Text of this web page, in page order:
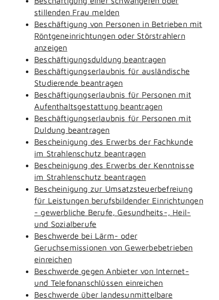
stillenden Frau melden
Beschäftigung von Personen in Betrieben mit
Röntgeneinrichtungen oder Störstrahlern
anzeigen
Beschäftigungsduldung beantragen
Beschäftigungserlaubnis für ausländische
Studierende beantragen
Beschäftigungserlaubnis für Personen mit
Aufenthaltsgestattung beantragen
Beschäftigungserlaubnis für Personen mit
Duldung beantragen
Bescheinigung des Erwerbs der Fachkunde
im Strahlenschutz beantragen
Bescheinigung des Erwerbs der Kenntnisse
im Strahlenschutz beantragen
Bescheinigung zur Umsatzsteuerbefreiung
für Leistungen berufsbildender Einrichtungen
- gewerbliche Berufe, Gesundheits-, Heil-
und Sozialberufe
Beschwerde bei Lärm- oder
Geruchsemissionen von Gewerbebetrieben
einreichen
Beschwerde gegen Anbieter von Internet-
und Telefonanschlüssen einreichen
Beschwerde über landesunmittelbare